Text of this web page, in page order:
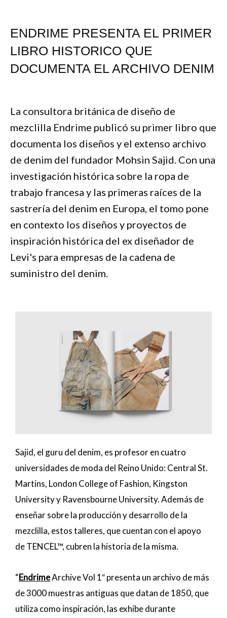
ENDRIME PRESENTA EL PRIMER
LIBRO HISTORICO QUE
DOCUMENTA EL ARCHIVO DENIM
La consultora británica de diseño de
mezclilla Endrime publicó su primer libro que
documenta los diseños y el extenso archivo
de denim del fundador Mohsin Sajid. Con una
investigación histórica sobre la ropa de
trabajo francesa y las primeras raíces de la
sastrería del denim en Europa, el tomo pone
en contexto los diseños y proyectos de
inspiración histórica del ex diseñador de
Levi's para empresas de la cadena de
suministro del denim.
Sajid, el guru del denim, es profesor en cuatro
universidades de moda del Reino Unido: Central St.
Martins, London College of Fashion, Kingston
University y Ravensbourne University. Además de
enseñar sobre la producción y desarrollo de la
mezclilla, estos talleres, que cuentan con el apoyo
de TENCEL™, cubren la historia de la misma.
“EndrimeArchive Vol 1″ presenta un archivo de más
de 3000 muestras antiguas que datan de 1850, que
utiliza como inspiración, las exhibe durante